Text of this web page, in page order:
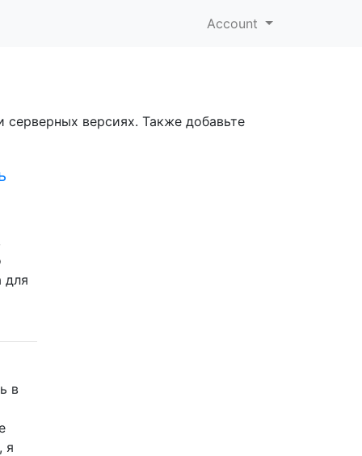
Account
версиях. Также добавьте
для
в
я